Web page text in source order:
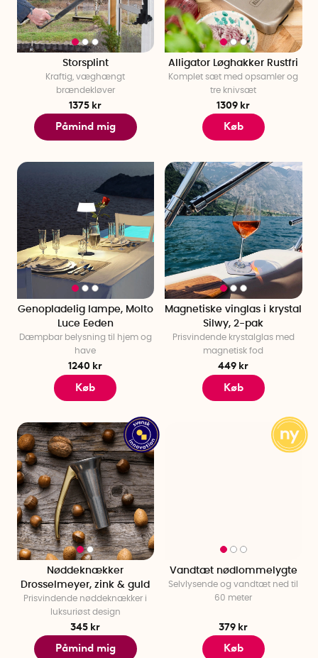
Storsplint
Kraftig, væghængt
brændekløver
1375 kr
Påmind mig
Alligator Løghakker Rustfri
Komplet sæt med opsamler og
tre knivsæt
1309 kr
Køb
Genopladelig lampe, Molto
Luce Eeden
Dæmpbar belysning til hjem og
have
1240 kr
Køb
Magnetiske vinglas i krystal
Silwy, 2-pak
Prisvindende krystalglas med
magnetisk fod
449 kr
Køb
Nøddeknækker
Drosselmeyer, zink & guld
Prisvindende nøddeknækker i
luksuriøst design
345 kr
Påmind mig
Vandtæt nødlommelygte
Selvlysende og vandtæt ned til
60 meter
379 kr
Køb